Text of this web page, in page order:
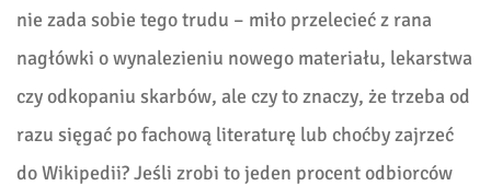
nie zada sobie tego trudu – miło przelecieć z rana
nagłówki o wynalezieniu nowego materiału, lekarstwa
czy odkopaniu skarbów, ale czy to znaczy, że trzeba od
razu sięgać po fachową literaturę lub choćby zajrzeć
do Wikipedii? Jeśli zrobi to jeden procent odbiorców